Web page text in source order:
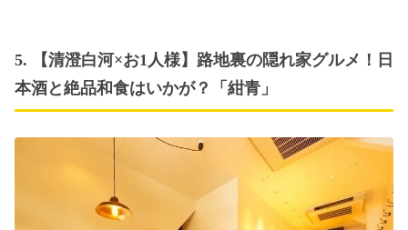
5. 【清澄白河×お1人様】路地裏の隠れ家グルメ！日
本酒と絶品和食はいかが？「紺青」